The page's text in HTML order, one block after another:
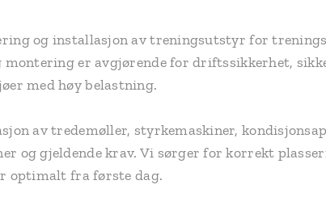
og installasjon av treningsutstyr for
er avgjørende for driftssikkerhet,
med høy belastning.
av tredemøller, styrkemaskiner,
og gjeldende krav. Vi sørger for korrekt
optimalt fra første dag.